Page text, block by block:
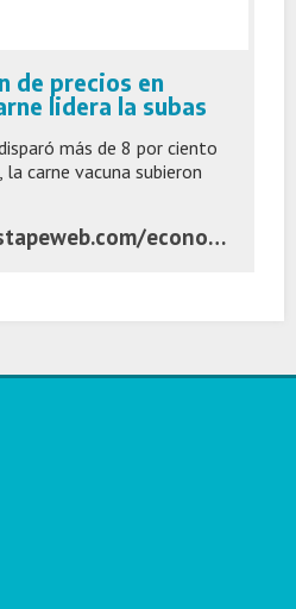
de precios en
lidera la subas
más de 8 por ciento
carne vacuna subieron
https://www.eldestapeweb.com/economia/inflacion/vuelve-la-presion-de-precios-en-alimentos-y-la-carne-lidera-la-subas-2025111113550